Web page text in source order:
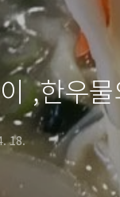
,한우
18.